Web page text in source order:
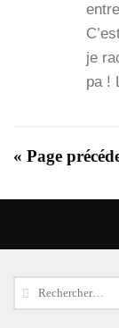
je
pa !
« Page
Rechercher :